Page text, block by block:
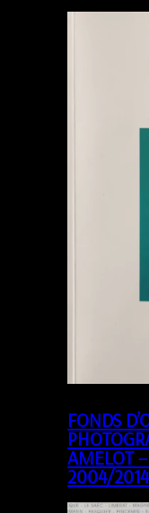
FONDS
AMELOT
2004/2014